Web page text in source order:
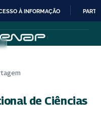
À INFORMAÇÃO
de Ciências